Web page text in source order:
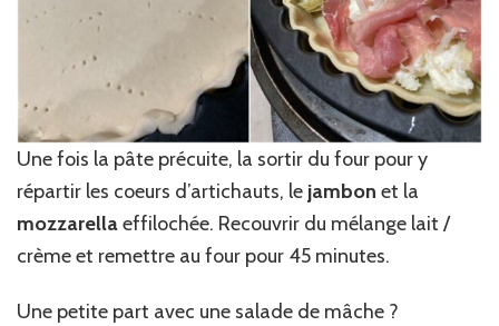
Une fois la pâte précuite, la sortir du four pour y
répartir les coeurs d’artichauts, le jambon et la
mozzarellaeffilochée. Recouvrir du mélange lait /
crème et remettre au four pour 45 minutes.
Une petite part avec une salade de mâche ?